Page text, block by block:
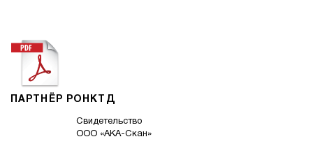
ПАРТНЁР РОНКТД
Свидетельство
ООО «АКА-Скан»